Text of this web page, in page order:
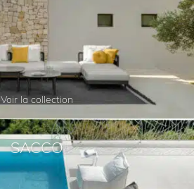
Voir la collection
SACCO